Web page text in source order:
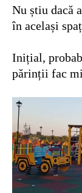
Nu știu dacă
în același
Inițial,
părinții fac